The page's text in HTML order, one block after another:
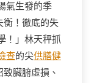
氣生發的季
衡！徹底的失
！」林天秤抓
查的尖供膳健
臟腑虛損、